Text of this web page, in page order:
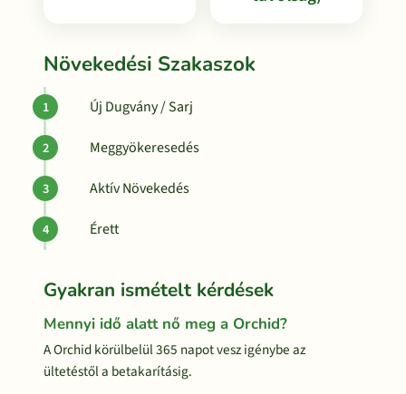
Növekedési Szakaszok
Új Dugvány / Sarj
Meggyökeresedés
Aktív Növekedés
Érett
Gyakran ismételt kérdések
Mennyi idő alatt nő meg a Orchid?
A Orchid körülbelül 365 napot vesz igénybe az
ültetéstől a betakarításig.